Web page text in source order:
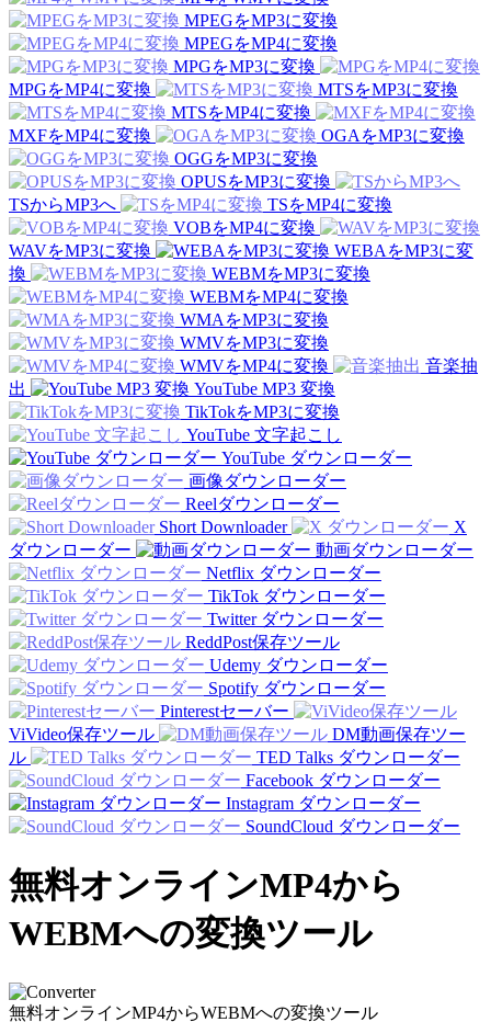
MPEGをMP3に変換
MPEGをMP4に変換
MPGをMP3に変換
MPGをMP4に変換
MTSをMP3に変換
MTSをMP4に変換
MXFをMP4に変換
OGAをMP3に変換
OGGをMP3に変換
OPUSをMP3に変換
TSからMP3へ
TSをMP4に変換
VOBをMP4に変換
WAVをMP3に変換
WEBAをMP3に変
換
WEBMをMP3に変換
WEBMをMP4に変換
WMAをMP3に変換
WMVをMP3に変換
WMVをMP4に変換
音楽抽
出
YouTube MP3 変換
TikTokをMP3に変換
YouTube 文字起こし
YouTube ダウンローダー
画像ダウンローダー
Reelダウンローダー
Short Downloader
X
ダウンローダー
動画ダウンローダー
Netflix ダウンローダー
TikTok ダウンローダー
Twitter ダウンローダー
ReddPost保存ツール
Udemy ダウンローダー
Spotify ダウンローダー
Pinterestセーバー
ViVideo保存ツール
DM動画保存ツー
ル
TED Talks ダウンローダー
Facebook ダウンローダー
Instagram ダウンローダー
SoundCloud ダウンローダー
無料オンラインMP4から
WEBMへの変換ツール
無料オンラインMP4からWEBMへの変換ツール